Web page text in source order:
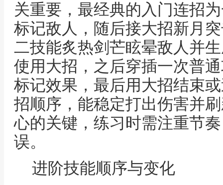
关重要，最经典的入门连招
标记敌人，随后接大招新月
二技能炙热剑芒眩晕敌人并
使用大招，之后穿插一次普
标记效果，最后用大招结束
招顺序，能稳定打出伤害并
心的关键，练习时需注重节
误。
进阶技能顺序与变化